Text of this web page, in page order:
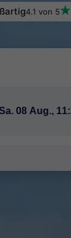
4.1 von 5